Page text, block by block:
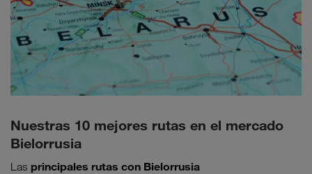
Nuestras 10 mejores rutas en el mercado
Bielorrusia
Las principales rutas con Bielorrusia